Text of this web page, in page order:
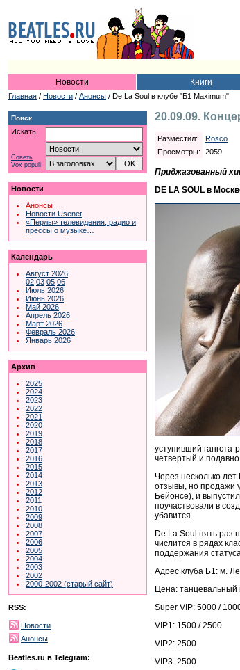
Новости Книги
Главная / Новости / Анонсы / De La Soul в клубе "Б1 Maximum"
Поиск
Искать:
Советы
Vox populi
Новости
Анонсы
Новости Usenet
«Перлы» телевидения, радио и
прессы о музыке…
Календарь
Август 2026
02 03 05 06
Июль 2026
Июнь 2026
Май 2026
Апрель 2026
Март 2026
Февраль 2026
Январь 2026
Архив
2025
2024
2023
2022
2021
2020
2019
2018
2017
2016
2015
2014
2013
2012
2011
2010
2009
2008
2007
2006
2005
2004
2003
2002
2000-2002 (старый сайт)
RSS:
Новости
Анонсы
Beatles.ru в Telegram:
20.09.09.
Разместил:
Rosco
Просмотры:
2059
Приджазованный
DE LA SOUL в
уступивший
четвертый и подавно.
Через несколько
отзывы, но продажи
Бейонсе), и
поучаствовали в
убавится.
De La Soul пять раз
числится в рядах
поддержания
Адрес клуба Б1: м.
Цена: танцевальный
Super VIP: 5000 /
VIP1: 1500 / 2500
VIP2: 2500
VIP3: 2500